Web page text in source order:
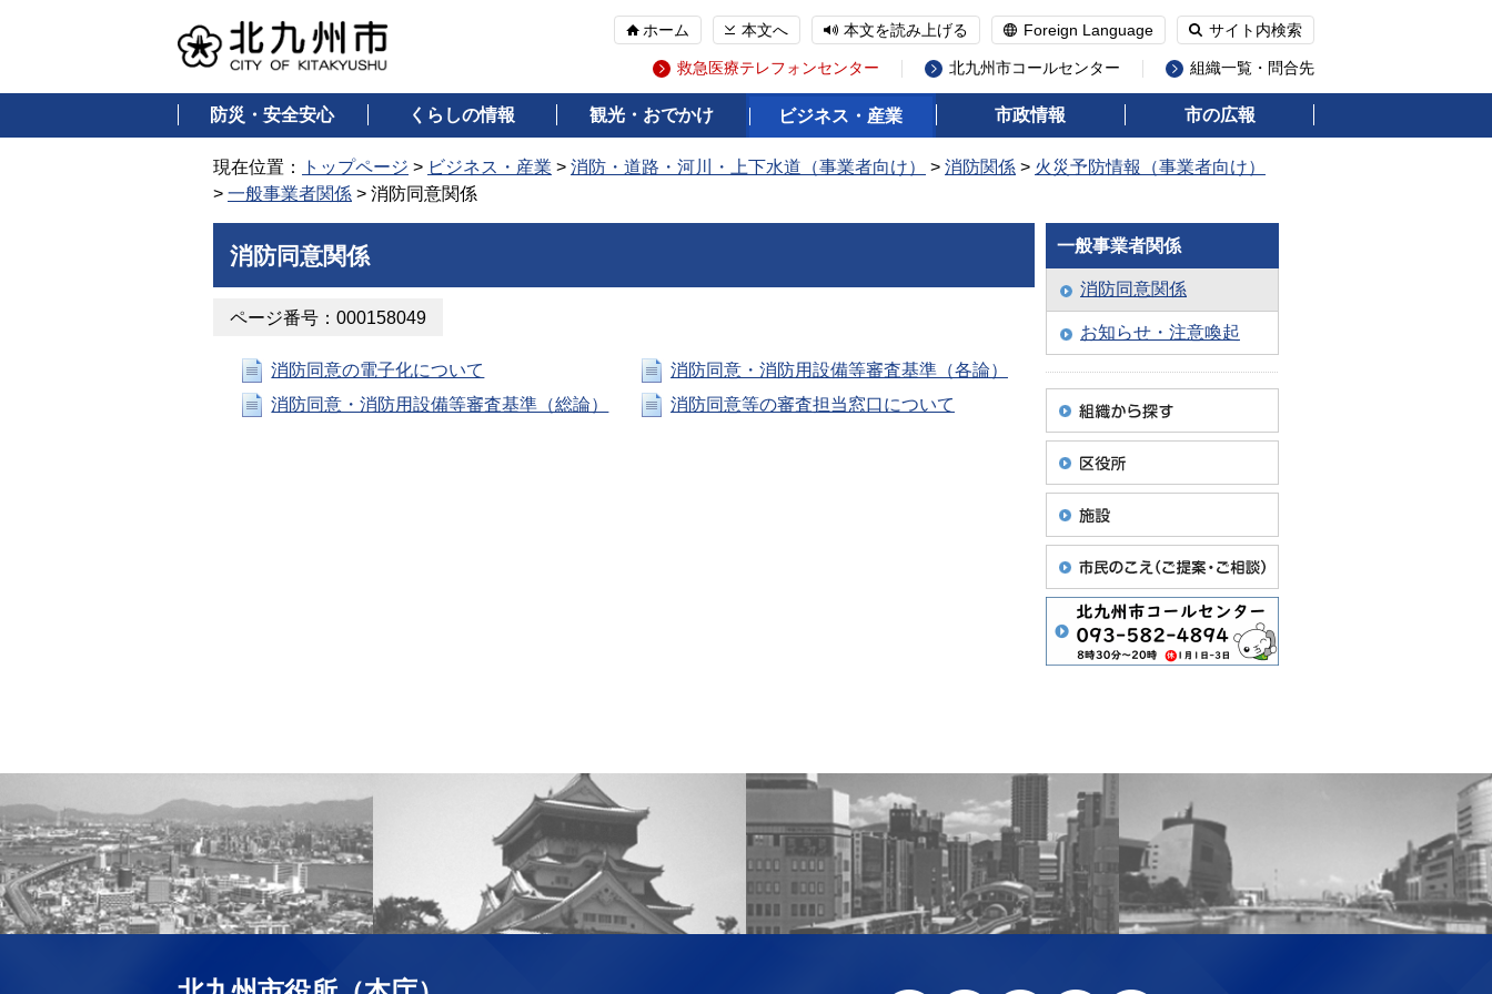
ホーム 本文へ 本文を読み上げる Foreign Language サイト内検索
救急医療テレフォンセンター 北九州市コールセンター 組織一覧・問合先
防災・安全安心 くらしの情報 観光・おでかけ ビジネス・産業 市政情報 市の広報
現在位置： トップページ > ビジネス・産業 > 消防・道路・河川・上下水道（事業者向け） > 消防関係 > 火災予防情報（事業者向け）
> 一般事業者関係 > 消防同意関係
消防同意関係
ページ番号：000158049
消防同意の電子化について
消防同意・消防用設備等審査基準（各論）
消防同意・消防用設備等審査基準（総論）
消防同意等の審査担当窓口について
一般事業者関係
消防同意関係
お知らせ・注意喚起